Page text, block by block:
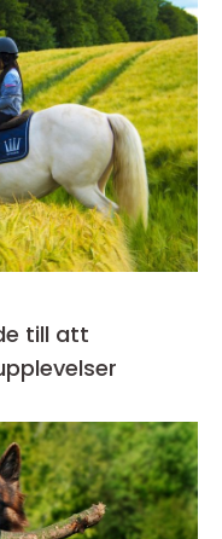
till att